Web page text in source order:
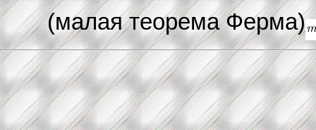
(малая теорема Ферма)